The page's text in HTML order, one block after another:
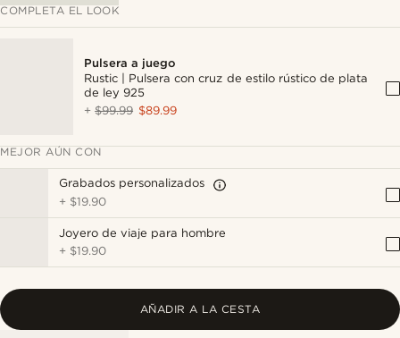
COMPLETA EL LOOK
Pulsera a juego
Rustic | Pulsera con cruz de estilo rústico de plata
de ley 925
+$99.99 $89.99
MEJOR AÚN CON
Grabados personalizados
+ $19.90
Joyero de viaje para hombre
+ $19.90
AÑADIR A LA CESTA